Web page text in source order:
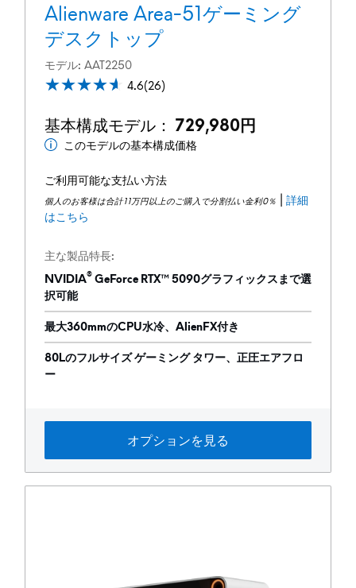
Alienware Area-51ゲーミング
デスクトップ
モデル AAT2250
4.6(26)
stars.
reviews
基本構成モデル： 729,980円
最
低
価
格
このモデルの基本構成価格
ご利用可能な支払い方法
個人のお客様は合計11万円以上のご購入で分割払い金利0％
詳細
はこちら
主な製品特長
NVIDIA® GeForce RTX™ 5090グラフィックスまで選
択可能
最大360mmのCPU水冷、AlienFX付き
80Lのフルサイズ ゲーミング タワー、正圧エアフロ
ー
オプションを見る